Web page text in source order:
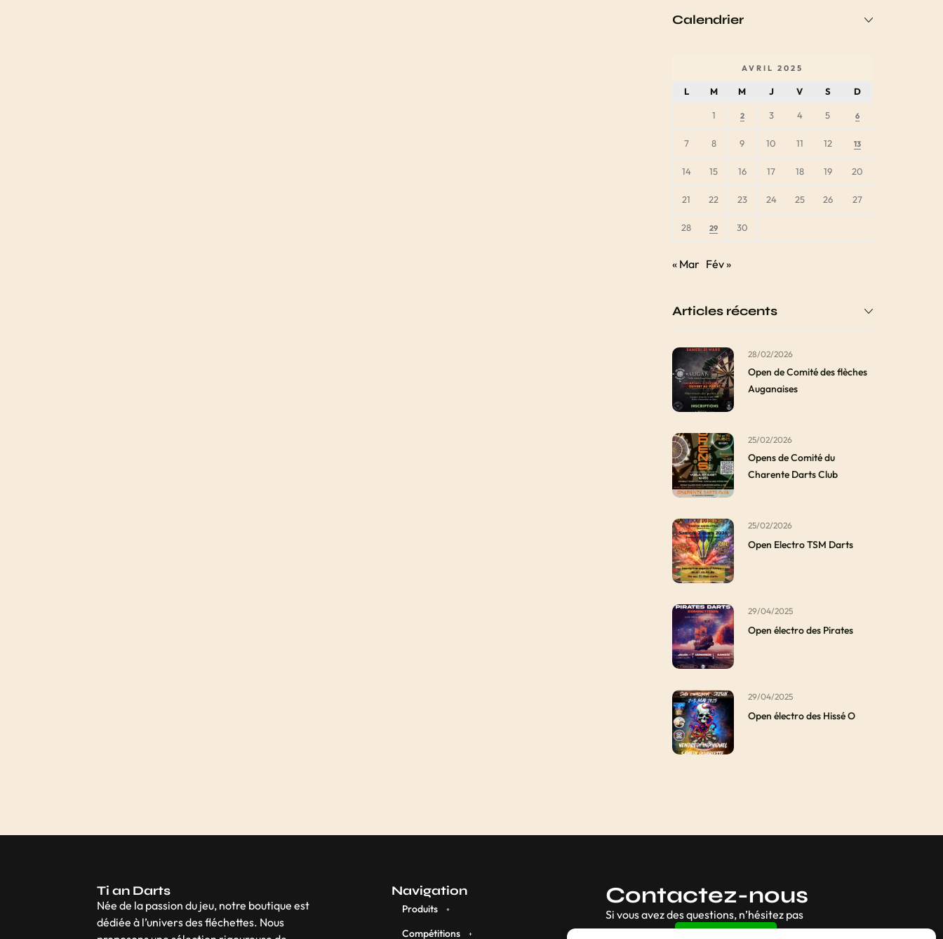
Calendrier
AVRIL 2025
L M M J V S D
1 2 3 4 5 6
7 8 9 10 11 12 13
14 15 16 17 18 19 20
21 22 23 24 25 26 27
28 29 30
« Mar Fév »
Articles récents
28/02/2026
Open de Comité des flèches
Auganaises
25/02/2026
Opens de Comité du
Charente Darts Club
25/02/2026
Open Electro TSM Darts
29/04/2025
Open électro des Pirates
29/04/2025
Open électro des Hissé O
Ti an Darts
Née de la passion du jeu, notre boutique est
dédiée à l’univers des fléchettes. Nous
Navigation
Produits
Compétitions
Contactez-nous
Si vous avez des questions, n’hésitez pas